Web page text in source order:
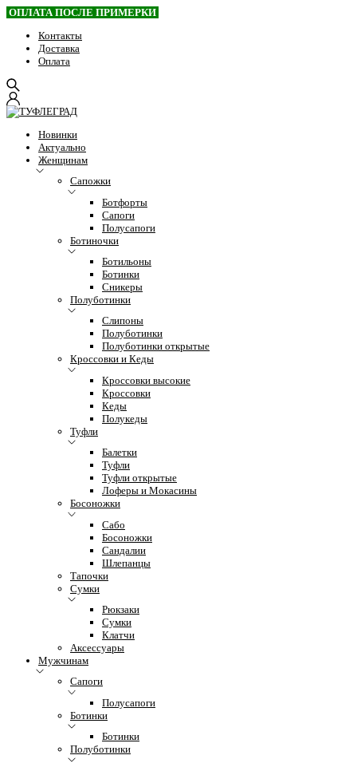
ОПЛАТА ПОСЛЕ ПРИМЕРКИ
Контакты
Доставка
Оплата
Новинки
Актуально
Женщинам
Сапожки
Ботфорты
Сапоги
Полусапоги
Ботиночки
Ботильоны
Ботинки
Сникеры
Полуботинки
Слипоны
Полуботинки
Полуботинки открытые
Кроссовки и Кеды
Кроссовки высокие
Кроссовки
Кеды
Полукеды
Туфли
Балетки
Туфли
Туфли открытые
Лоферы и Мокасины
Босоножки
Сабо
Босоножки
Сандалии
Шлепанцы
Тапочки
Сумки
Рюкзаки
Сумки
Клатчи
Аксессуары
Мужчинам
Сапоги
Полусапоги
Ботинки
Ботинки
Полуботинки